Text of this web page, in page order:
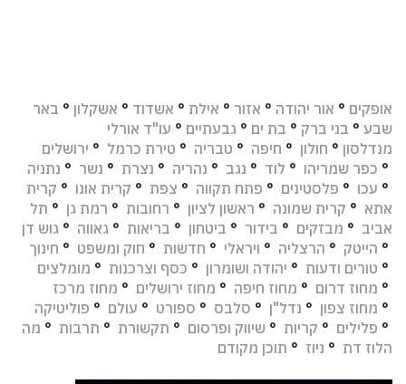
אופקים ° אור יהודה ° אזור ° אילת ° אשדוד ° אשקלון ° באר
שבע ° בני ברק ° בת ים ° גבעתיים ° עו"ד אורלי
מנדלסון ° חולון ° חיפה ° טבריה ° טירת כרמל ° ירושלים
° כפר שמריהו ° לוד ° נגב ° נהריה ° נצרת ° נשר ° נתניה
° עכו ° פלסטינים ° פתח תקווה ° צפת ° קרית אונו ° קרית
אתא ° קרית שמונה ° ראשון לציון ° רחובות ° רמת גן ° תל
אביב ° מבזקים ° בידור ° ביטחון ° בריאות ° גאווה ° גוש דן
° הייטק ° הרצליה ° ויראלי ° חדשות ° חוק ומשפט ° חינוך
° טורים ודעות ° יהודה ושומרון ° כסף וצרכנות ° מומלצים
° מחוז דרום ° מחוז חיפה ° מחוז ירושלים ° מחוז מרכז
° מחוז צפון ° נדל"ן ° סלבס ° ספורט ° עולם ° פוליטיקה
° פלילים ° קריות ° שיווק ופרסום ° תקשורת ° תרבות ° מה
הלוז דת ° ניוז ° תוכן מקודם